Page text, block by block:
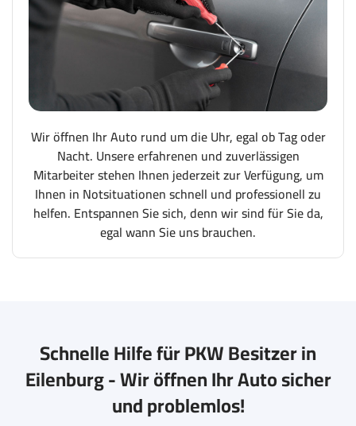
Wir öffnen Ihr Auto rund um die Uhr, egal ob Tag oder
Nacht. Unsere erfahrenen und zuverlässigen
Mitarbeiter stehen Ihnen jederzeit zur Verfügung, um
Ihnen in Notsituationen schnell und professionell zu
helfen. Entspannen Sie sich, denn wir sind für Sie da,
egal wann Sie uns brauchen.
Schnelle Hilfe für PKW Besitzer in
Eilenburg - Wir öffnen Ihr Auto sicher
und problemlos!